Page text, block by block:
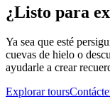
¿Listo para
Ya sea que esté
cuevas de hielo o
ayudarle a crear
Explorar tours